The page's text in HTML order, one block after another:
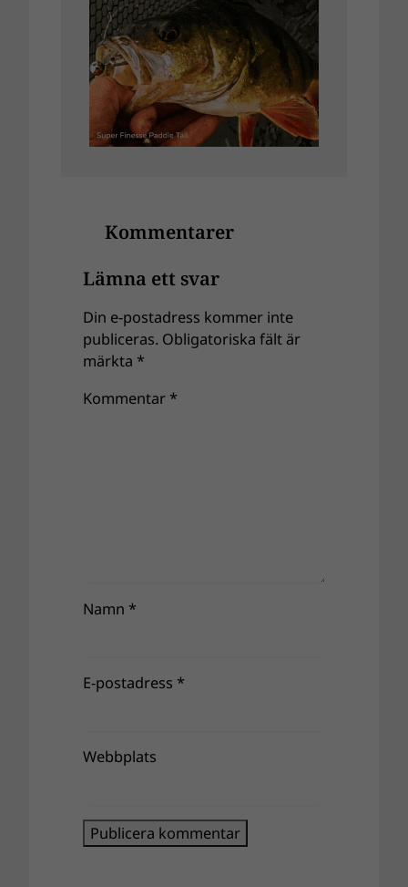
Kommentarer
Lämna ett svar
Din e-postadress kommer inte
publiceras. Obligatoriska fält är
märkta *
Kommentar *
Namn *
E-postadress *
Webbplats